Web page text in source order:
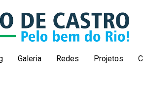
Galeria Redes Projetos